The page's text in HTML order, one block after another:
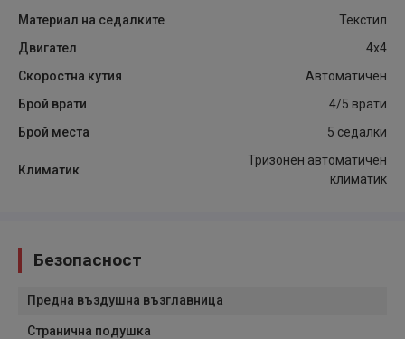
Материал на седалките
Текстил
Двигател
4x4
Скоростна кутия
Автоматичен
Брой врати
4/5 врати
Брой места
5 седалки
Климатик
Тризонен автоматичен
климатик
Безопасност
Предна въздушна възглавница
Странична подушка